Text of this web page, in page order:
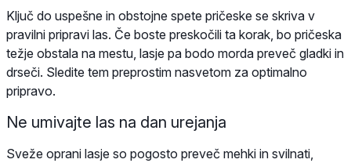
Ključ do uspešne in obstojne spete pričeske se skriva v
pravilni pripravi las. Če boste preskočili ta korak, bo pričeska
težje obstala na mestu, lasje pa bodo morda preveč gladki in
drseči. Sledite tem preprostim nasvetom za optimalno
pripravo.
Ne umivajte las na dan urejanja
Sveže oprani lasje so pogosto preveč mehki in svilnati,